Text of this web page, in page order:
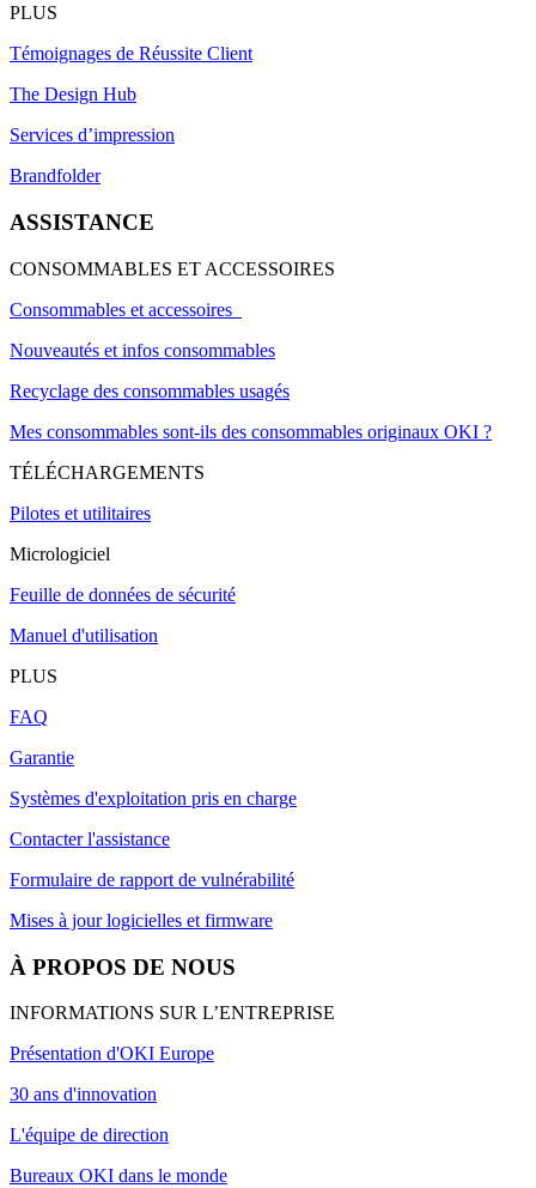
PLUS
Témoignages de Réussite Client
The Design Hub
Services d’impression
Brandfolder
ASSISTANCE
CONSOMMABLES ET ACCESSOIRES
Consommables et accessoires
Nouveautés et infos consommables
Recyclage des consommables usagés
Mes consommables sont-ils des consommables originaux OKI ?
TÉLÉCHARGEMENTS
Pilotes et utilitaires
Micrologiciel
Feuille de données de sécurité
Manuel d'utilisation
PLUS
FAQ
Garantie
Systèmes d'exploitation pris en charge
Contacter l'assistance
Formulaire de rapport de vulnérabilité
Mises à jour logicielles et firmware
À PROPOS DE NOUS
INFORMATIONS SUR L’ENTREPRISE
Présentation d'OKI Europe
30 ans d'innovation
L'équipe de direction
Bureaux OKI dans le monde